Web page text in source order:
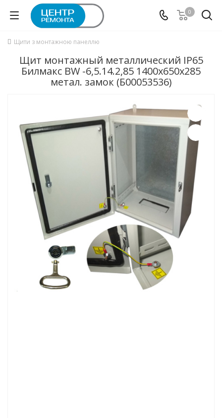
0
Щити з монтажною панеллю
Щит монтажный металлический IP65
Билмакс BW -6,5.14.2,85 1400х650x285
метал. замок (Б00053536)